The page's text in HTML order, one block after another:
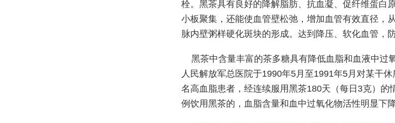
栓。黑茶具有良好的降解脂肪、抗血凝、促纤维蛋白
小板聚集，还能使血管壁松弛，增加血管有效直径，
脉内壁粥样硬化斑块的形成。达到降压、软化血管，
黑茶中含量丰富的茶多糖具有降低血脂和血液中过
人民解放军总医院于1990年5月至1991年5月对某干
名高血脂患者，经连续服用黑茶180天（每日3克）的
例饮用黑茶的，血脂含量和血中过氧化物活性明显下降